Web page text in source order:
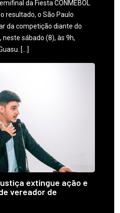
da Fiesta CONMEBOL
resultado, o São Paulo
da competição diante do
neste sábado (8), às 9h,
[…]
extingue ação e
vereador de